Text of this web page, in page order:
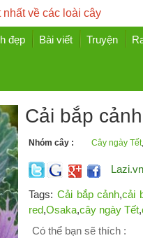
về các loài cây
đẹp Bài viết Truyện
Cải bắp
Nhóm cây : Cây ngày Tết,
Lazi.vn
Tags: Cải bắp cảnh,cải
red,Osaka,cây ngày Tết,
Có thể bạn sẽ thích :